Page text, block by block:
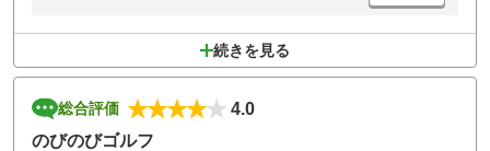
続きを見る
総合評価
4.0
のびのびゴルフ